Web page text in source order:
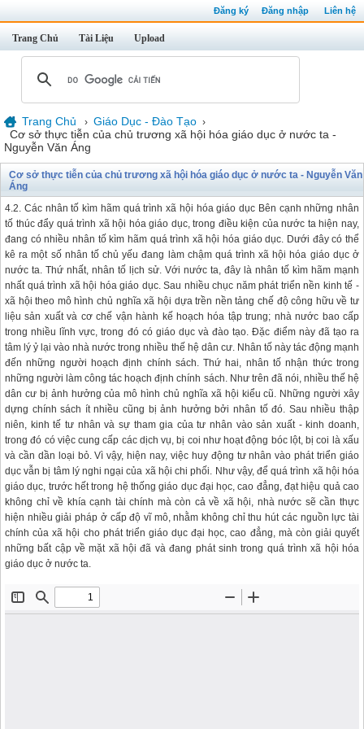
Đăng ký Đăng nhập Liên hệ
Trang Chủ Tài Liệu Upload
Trang Chủ › Giáo Dục - Đào Tạo ›
Cơ sở thực tiễn của chủ trương xã hội hóa giáo dục ở nước ta -
Nguyễn Văn Áng
Cơ sở thực tiễn của chủ trương xã hội hóa giáo dục ở nước ta - Nguyễn Văn
Áng
4.2. Các nhân tố kìm hãm quá trình xã hội hóa giáo dục Bên cạnh những nhân
tố thúc đẩy quá trình xã hội hóa giáo dục, trong điều kiện của nước ta hiện nay,
đang có nhiều nhân tố kìm hãm quá trình xã hội hóa giáo dục. Dưới đây có thể
kê ra một số nhân tố chủ yếu đang làm chậm quá trình xã hội hóa giáo dục ở
nước ta. Thứ nhất, nhân tố lịch sử. Với nước ta, đây là nhân tố kìm hãm mạnh
nhất quá trình xã hội hóa giáo dục. Sau nhiều chục năm phát triển nền kinh tế -
xã hội theo mô hình chủ nghĩa xã hội dựa trền nền tảng chế độ công hữu về tư
liệu sản xuất và cơ chế vận hành kế hoạch hóa tập trung; nhà nước bao cấp
trong nhiều lĩnh vực, trong đó có giáo dục và đào tạo. Đặc điểm này đã tạo ra
tâm lý ỷ lại vào nhà nước trong nhiều thế hệ dân cư. Nhân tố này tác động mạnh
đến những người hoạch định chính sách. Thứ hai, nhân tố nhận thức trong
những người làm công tác hoạch định chính sách. Như trên đã nói, nhiều thế hệ
dân cư bị ảnh hưởng của mô hình chủ nghĩa xã hội kiểu cũ. Những người xây
dựng chính sách ít nhiều cũng bị ảnh hưởng bởi nhân tố đó. Sau nhiều thập
niên, kinh tế tư nhân và sự tham gia của tư nhân vào sản xuất - kinh doanh,
trong đó có việc cung cấp các dịch vụ, bị coi như hoạt động bóc lột, bị coi là xấu
và cần dần loại bỏ. Vì vậy, hiện nay, việc huy động tư nhân vào phát triển giáo
dục vẫn bị tâm lý nghi ngại của xã hội chi phối. Như vậy, để quá trình xã hội hóa
giáo dục, trước hết trong hệ thống giáo dục đại học, cao đẳng, đạt hiệu quả cao
không chỉ về khía cạnh tài chính mà còn cả về xã hội, nhà nước sẽ cần thực
hiện nhiều giải pháp ở cấp độ vĩ mô, nhằm không chỉ thu hút các nguồn lực tài
chính của xã hội cho phát triển giáo dục đại học, cao đẳng, mà còn giải quyết
những bất cập về mặt xã hội đã và đang phát sinh trong quá trình xã hội hóa
giáo dục ở nước ta.